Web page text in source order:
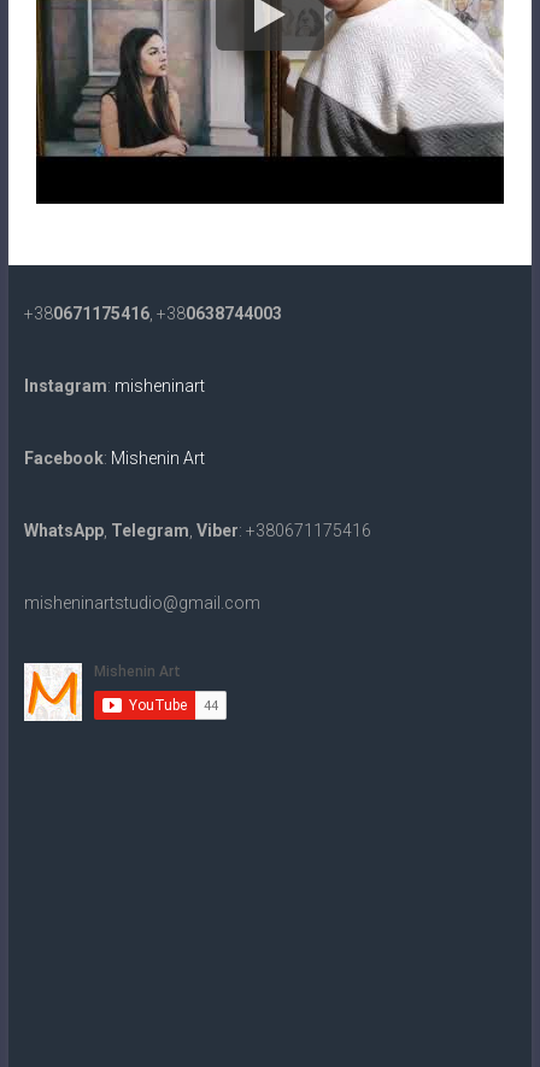
+380671175416, +380638744003
Instagram: misheninart
Facebook: Mishenin Art
WhatsApp, Telegram Viber: +380671175416
misheninartstudio@gmail.com